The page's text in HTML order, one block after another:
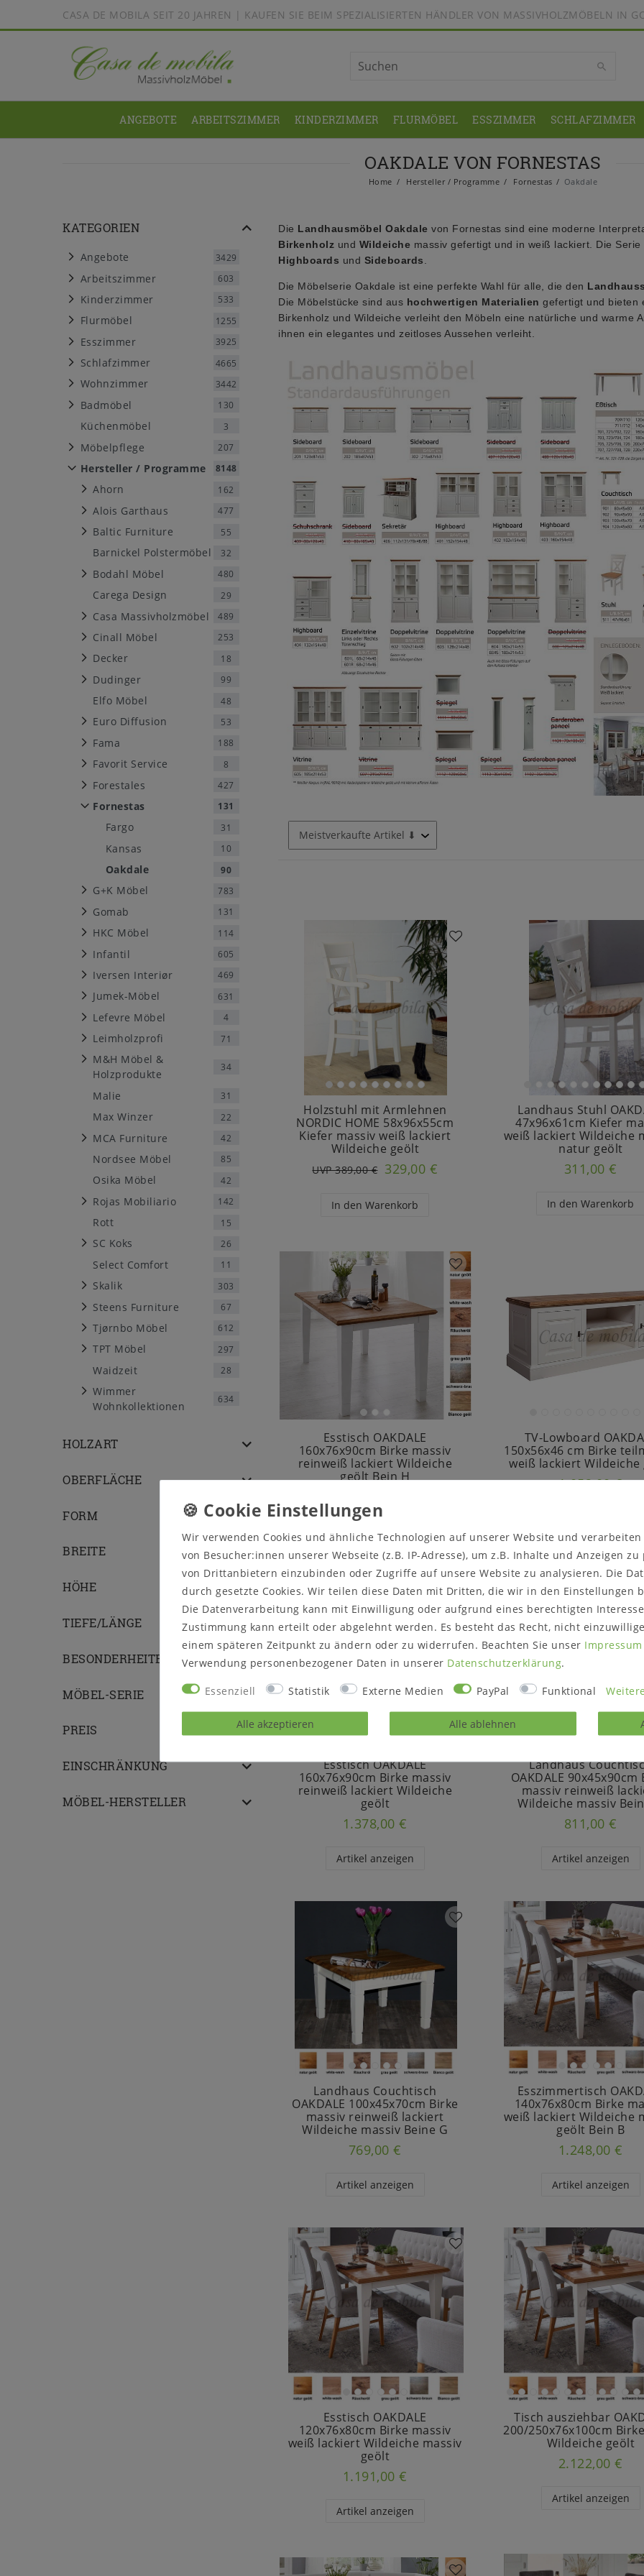
CASA DE MOBILA SEIT 20 JAHREN | KAUFEN SIE BEIM SPEZIALISIERTEN HÄNDLER VON MASSIVHOLZMÖBELN IN
ANGEBOTE ARBEITSZIMMER KINDERZIMMER FLURMÖBEL ESSZIMMER SCHLAFZIMMER
OAKDALE VON FORNESTAS
Home Hersteller / Programme Fornestas Oakdale
KATEGORIEN
Angebote 3429
Arbeitszimmer 603
Kinderzimmer 533
Flurmöbel 1255
Esszimmer 3925
Schlafzimmer 4665
Wohnzimmer 3442
Badmöbel 130
Küchenmöbel 3
Möbelpflege 207
Hersteller / Programme 8148
Ahorn 162
Alois Garthaus 477
Baltic Furniture 55
Barnickel Polstermöbel 32
Bodahl Möbel 480
Carega Design 29
Casa Massivholzmöbel 489
Cinall Möbel 253
Decker 18
Dudinger 99
Elfo Möbel 48
Euro Diffusion 53
Fama 188
Favorit Service 8
Forestales 427
Fornestas 131
Fargo 31
Kansas 10
Oakdale 90
G+K Möbel 783
Gomab 131
HKC Möbel 114
Infantil 605
Iversen Interiør 469
Jumek-Möbel 631
Lefevre Möbel 4
Leimholzprofi 71
M&H Möbel &
Holzprodukte
34
Malie 31
Max Winzer 22
MCA Furniture 42
Nordsee Möbel 85
Osika Möbel 42
Rojas Mobiliario 142
Rott 15
SC Koks 26
Select Comfort 11
Skalik 303
Steens Furniture 67
Tjørnbo Möbel 612
TPT Möbel 297
Waidzeit 28
Wimmer
Wohnkollektionen
634
HOLZART
OBERFLÄCHE
FORM
BREITE
HÖHE
TIEFE/LÄNGE
BESONDERHEITEN
MÖBEL-SERIE
PREIS
EINSCHRÄNKUNG
MÖBEL-HERSTELLER
Die Landhausmöbel Oakdale von Fornestas sind eine moderne
Birkenholz und Wildeiche massiv gefertigt und in weiß lackiert. Die
Highboards und Sideboards.
Die Möbelserie Oakdale ist eine perfekte Wahl für alle, die den
Die Möbelstücke sind aus hochwertigen Materialien gefertigt und bieten
Birkenholz und Wildeiche verleiht den Möbeln eine natürliche und warme
ihnen ein elegantes und zeitloses Aussehen verleiht.
Holzstuhl mit Armlehnen
NORDIC HOME 58x96x55cm
Kiefer massiv weiß lackiert
Wildeiche geölt
UVP 389,00 € 329,00 €
In den Warenkorb
Landhaus Stuhl
47x96x61cm Kiefer
weiß lackiert Wildeiche
natur geölt
311,00 €
In den Warenkorb
Esstisch OAKDALE
160x76x90cm Birke massiv
reinweiß lackiert Wildeiche
geölt Bein H
Artikel anzeigen
TV-Lowboard
150x56x46 cm Birke
weiß lackiert Wildeiche
1.052,00 €
Esstisch OAKDALE
160x76x90cm Birke massiv
reinweiß lackiert Wildeiche
geölt
1.378,00 €
Artikel anzeigen
Landhaus
OAKDALE 90x45x90cm
massiv reinweiß
Wildeiche massiv
811,00 €
Artikel anzeigen
Landhaus Couchtisch
OAKDALE 100x45x70cm Birke
massiv reinweiß lackiert
Wildeiche massiv Beine G
769,00 €
Artikel anzeigen
Esszimmertisch
140x76x80cm Birke
weiß lackiert Wildeiche
geölt Bein B
1.248,00 €
Artikel anzeigen
Esstisch OAKDALE
120x76x80cm Birke massiv
weiß lackiert Wildeiche massiv
geölt
1.191,00 €
Artikel anzeigen
Tisch ausziehbar
200/250x76x100cm
Wildeiche geölt
2.122,00 €
Artikel anzeigen
Wir verwenden Cookies und ähnliche Technologien auf unserer Website und
von Besucher:innen unserer Webseite (z.B. IP-Adresse), um z.B. Inhalte und Anzeigen
von Drittanbietern einzubinden oder Zugriffe auf unsere Website zu analysieren. Die
durch gesetzte Cookies. Wir teilen diese Daten mit Dritten, die wir in den Einstellungen
Die Datenverarbeitung kann mit Einwilligung oder aufgrund eines berechtigten
Zustimmung kann erteilt oder abgelehnt werden. Es besteht das Recht, nicht
einem späteren Zeitpunkt zu ändern oder zu widerrufen. Beachten Sie unser Impressum
Verwendung personenbezogener Daten in unserer Daten­schutz­erklärung.
Essenziell Statistik Externe Medien PayPal Funktional
Alle akzeptieren Alle ablehnen